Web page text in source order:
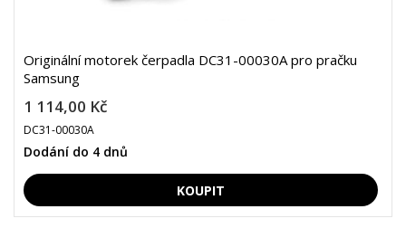
Originální motorek čerpadla DC31-00030A pro pračku
Samsung
1 114,00 Kč
DC31-00030A
Dodání do 4 dnů